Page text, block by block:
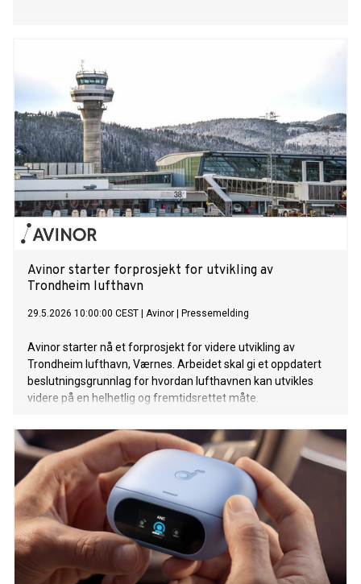
Avinor starter forprosjekt for utvikling av
Trondheim lufthavn
29.5.2026 10:00:00 CEST Avinor Pressemelding
Avinor starter nå et forprosjekt for videre utvikling av
Trondheim lufthavn, Værnes. Arbeidet skal gi et oppdatert
beslutningsgrunnlag for hvordan lufthavnen kan utvikles
videre på en helhetlig og fremtidsrettet måte.